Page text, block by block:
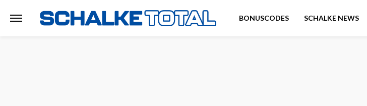
BONUSCODES SCHALKE NEWS